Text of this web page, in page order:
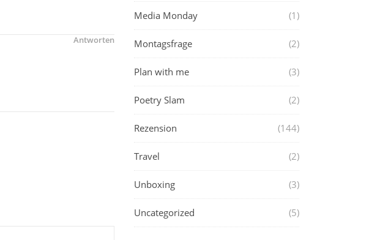
Antworten
Media Monday (1)
Montagsfrage (2)
Plan with me (3)
Poetry Slam (2)
Rezension (144)
Travel (2)
Unboxing (3)
Uncategorized (5)